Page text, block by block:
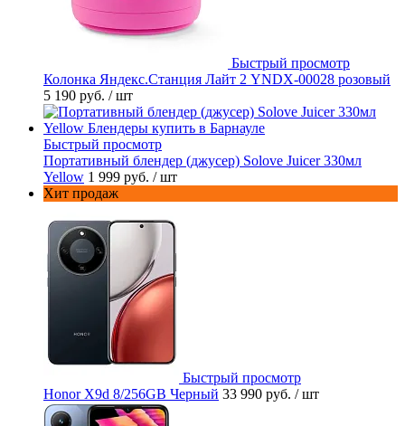
Быстрый просмотр
Колонка Яндекс.Станция Лайт 2 YNDX-00028 розовый
5 190 руб. / шт
Быстрый просмотр
Портативный блендер (джусер) Solove Juicer 330мл
Yellow 1 999 руб. / шт
Хит продаж
Быстрый просмотр
Honor X9d 8/256GB Черный 33 990 руб. / шт